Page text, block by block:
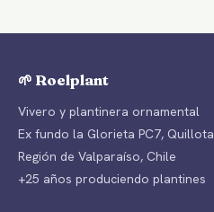
🌱 Roelplant
Vivero y plantinera ornamental
Ex fundo la Glorieta PC7, Quillota
Región de Valparaíso, Chile
+25 años produciendo plantines